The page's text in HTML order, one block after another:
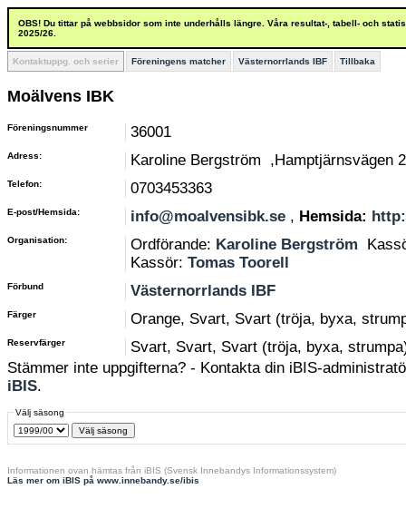
OBS! Du tittar på webbsidor som inte underhålls längre. Våra resultat-, tabell- och
2025/26.
Kontaktuppg. och serier Föreningens matcher Västernorrlands IBF Tillbaka
Moälvens IBK
Föreningsnummer 36001
Adress: Karoline Bergström ,Hamptjärnsvägen
Telefon: 0703453363
E-post/Hemsida: info@moalvensibk.se , Hemsida:
Organisation: Ordförande: Karoline Bergström
Kassör: Tomas Toorell
Förbund Västernorrlands IBF
Färger Orange, Svart, Svart (tröja, byxa,
Reservfärger
Svart, Svart, Svart (tröja, byxa,
Stämmer inte uppgifterna? - Kontakta din iBIS-
iBIS.
Välj säsong
Informationen ovan hämtas från iBIS (Svensk Innebandys Informationssystem)
Läs mer om iBIS på www.innebandy.se/ibis